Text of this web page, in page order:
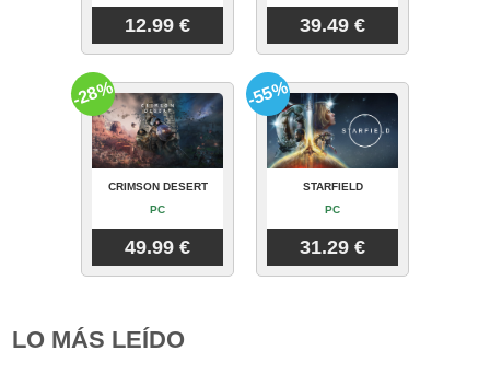
12.99 € 39.49 €
CRIMSON DESERT
PC
49.99 €
-28%
STARFIELD
PC
31.29 €
-55%
LO MÁS LEÍDO